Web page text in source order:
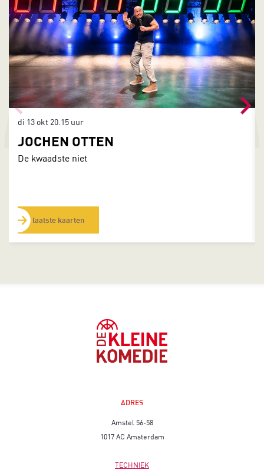
JOCHEN OTTEN
De kwaadste niet
di 13 okt 20.15 uur
laatste kaarten
ADRES
Amstel 56-58
1017 AC Amsterdam
TECHNIEK